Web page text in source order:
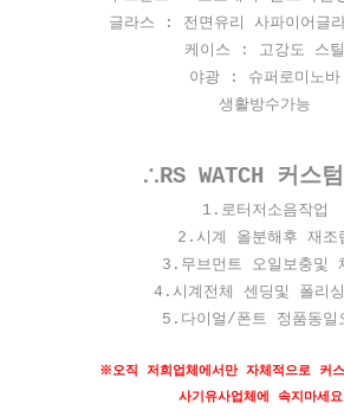
글라스 : 전면유리 사파이어글
케이스 : 고강도 스틸
야광 : 슈퍼로미노바
생활방수가능
∴RS WATCH 커스
​1.로터저소음작업
2.시계 올분해후 재조
3.무브먼트 오일보충및
4.시계전체 센딩및 폴리싱
5.다이얼/폰트 정품동일
※오직 저희업체에서만 자체적으로 커
사기유사업체에 속지마세